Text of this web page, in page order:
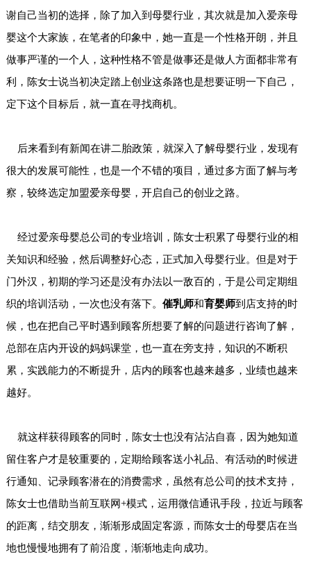
谢自己当初的选择，除了加入到母婴行业，其次就是加入爱亲母
婴这个大家族，在笔者的印象中，她一直是一个性格开朗，并且
做事严谨的一个人，这种性格不管是做事还是做人方面都非常有
利，陈女士说当初决定踏上创业这条路也是想要证明一下自己，
定下这个目标后，就一直在寻找商机。
后来看到有新闻在讲二胎政策，就深入了解母婴行业，发现有
很大的发展可能性，也是一个不错的项目，通过多方面了解与考
察，较终选定加盟爱亲母婴，开启自己的创业之路。
经过爱亲母婴总公司的专业培训，陈女士积累了母婴行业的相
关知识和经验，然后调整好心态，正式加入母婴行业。但是对于
门外汉，初期的学习还是没有办法以一敌百的，于是公司定期组
织的培训活动，一次也没有落下。 催乳师和育婴师到店支持的时
候，也在把自己平时遇到顾客所想要了解的问题进行咨询了解，
总部在店内开设的妈妈课堂，也一直在旁支持，知识的不断积
累，实践能力的不断提升，店内的顾客也越来越多，业绩也越来
越好。
就这样获得顾客的同时，陈女士也没有沾沾自喜，因为她知道
留住客户才是较重要的，定期给顾客送小礼品、有活动的时候进
行通知、记录顾客潜在的消费需求，虽然有总公司的技术支持，
陈女士也借助当前互联网+模式，运用微信通讯手段，拉近与顾客
的距离，结交朋友，渐渐形成固定客源，而陈女士的母婴店在当
地也慢慢地拥有了前沿度，渐渐地走向成功。